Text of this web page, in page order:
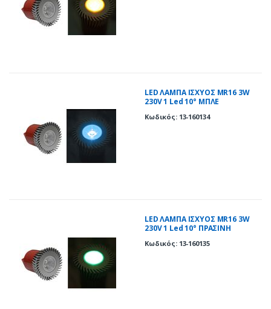
LED ΛΑΜΠΑ ΙΣΧΥΟΣ MR16 3W
230V 1 Led 10° ΜΠΛΕ
Κωδικός: 13-160134
LED ΛΑΜΠΑ ΙΣΧΥΟΣ MR16 3W
230V 1 Led 10° ΠΡΑΣΙΝΗ
Κωδικός: 13-160135